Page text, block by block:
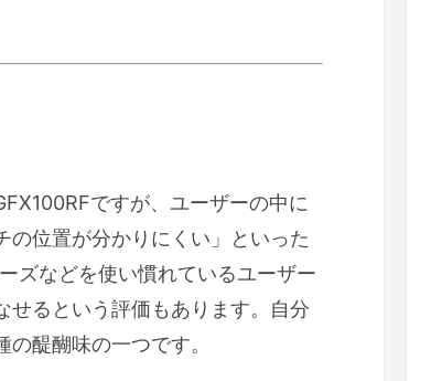
ですが、ユーザーの中に
の位置が分かりにくい」といった
ズなどを使い慣れているユーザー
せるという評価もあります。自分
醍醐味の一つです。